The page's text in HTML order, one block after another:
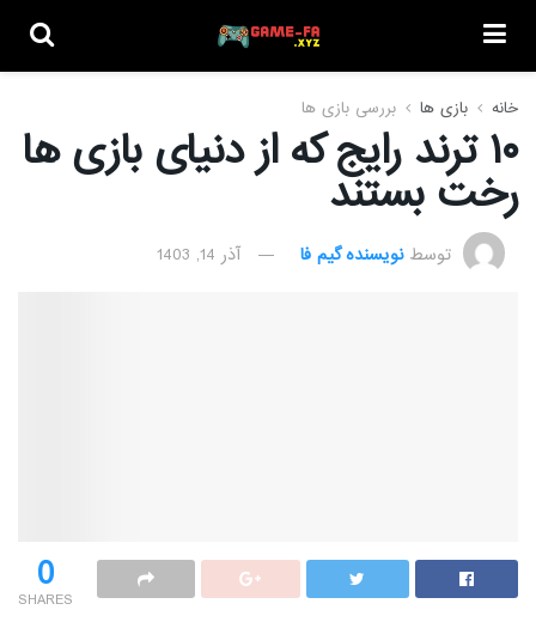
خانه بازی ها بررسی بازی ها
۱۰ ترند رایج که از دنیای بازی ها
رخت بستند
توسط نویسنده گیم فا آذر 14, 1403
0
SHARES